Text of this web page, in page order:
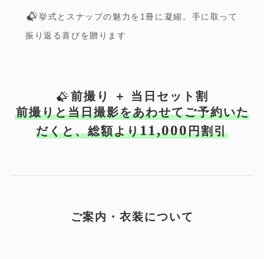
挙式とスナップの魅力を1冊に凝縮。手に取って
振り返る喜びを贈ります
前撮り ＋ 当日セット割
前撮りと当日撮影をあわせてご予約いた
だくと、総額より11,000円割引
ご案内・衣装について